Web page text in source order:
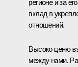
регионе и за
вклад в
отношений.
Высоко ценю
между нами.